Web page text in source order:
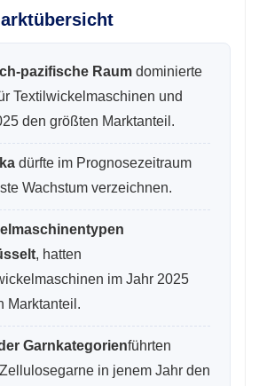
pazifische Raum dominierte
Textilwickelmaschinen und
den größten Marktanteil.
dürfte im Prognosezeitraum
Wachstum verzeichnen.
, hatten
im Jahr 2025
Marktanteil.
Garnkategorienführten
in jenem Jahr den